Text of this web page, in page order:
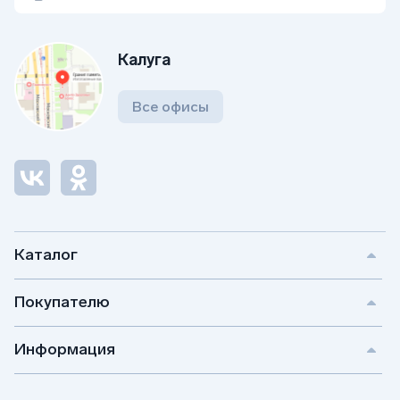
компании до назначенного дня установки. Мы
натурального мрамора и гранита. Сырье поставляется с
проверенных месторождений.
Каталог
Покупателю
Информация
Калуга
Все офисы